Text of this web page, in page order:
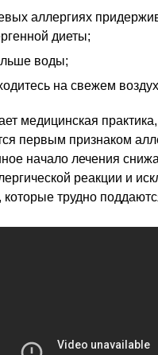
аллергиях
диеты;
воды;
на свежем
медицинская практика,
первым признаком
начало лечения
реакции и
трудно